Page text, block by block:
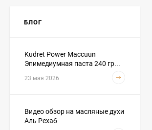
БЛОГ
Kudret Power Maccuun
Эпимедиумная паста 240 гр...
23 мая 2026
Видео обзор на масляные духи
Аль Рехаб